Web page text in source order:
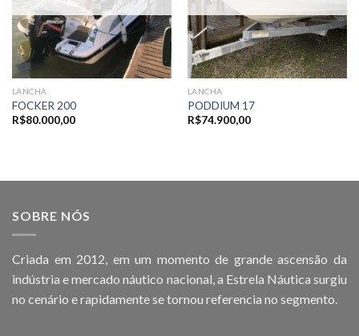
LANCHA
FOCKER 200
R$80.000,00
LANCHA
PODDIUM 17
R$74.900,00
SOBRE NÓS
Criada em 2012, em um momento de grande ascensão da
indústria e mercado náutico nacional, a Estrela Náutica surgiu
no cenário e rapidamente se tornou referencia no segmento.